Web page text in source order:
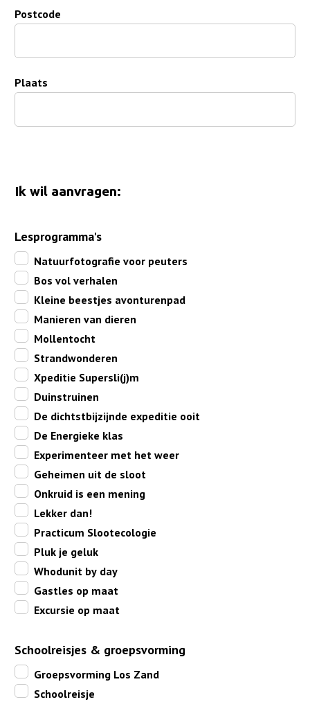
Postcode
Plaats
Ik wil aanvragen:
Lesprogramma's
Natuurfotografie voor peuters
Bos vol verhalen
Kleine beestjes avonturenpad
Manieren van dieren
Mollentocht
Strandwonderen
Xpeditie Supersli(j)m
Duinstruinen
De dichtstbijzijnde expeditie ooit
De Energieke klas
Experimenteer met het weer
Geheimen uit de sloot
Onkruid is een mening
Lekker dan!
Practicum Slootecologie
Pluk je geluk
Whodunit by day
Gastles op maat
Excursie op maat
Schoolreisjes & groepsvorming
Groepsvorming Los Zand
Schoolreisje